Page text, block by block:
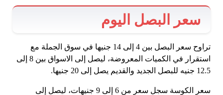
سعر البصل اليوم
تراوح سعر البصل بين 4 إلى 14 جنيها في سوق الجملة مع
استقرار في الكميات المعروضة، ليصل إلى الاسواق بين 8 إلى
12.5 جنيه للبصل الجديد والقديم يصل إلى 20 جنيها.
سعر الكوسة سجل سعر من 6 إلى 9 جنيهات، ليصل إلى